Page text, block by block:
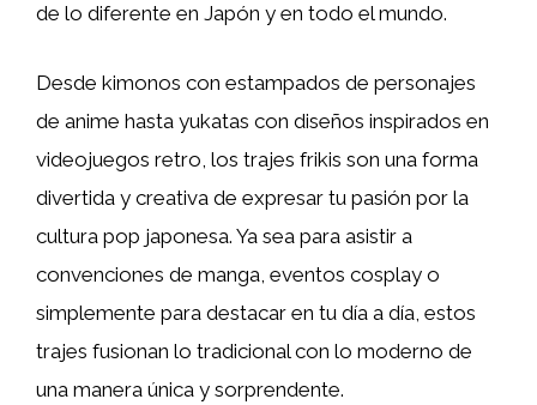
de lo diferente en Japón y en todo el mundo.
Desde kimonos con estampados de personajes
de anime hasta yukatas con diseños inspirados en
videojuegos retro, los trajes frikis son una forma
divertida y creativa de expresar tu pasión por la
cultura pop japonesa. Ya sea para asistir a
convenciones de manga, eventos cosplay o
simplemente para destacar en tu día a día, estos
trajes fusionan lo tradicional con lo moderno de
una manera única y sorprendente.